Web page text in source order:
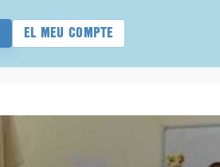
EL MEU COMPTE